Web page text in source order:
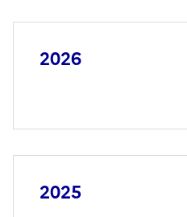
2026
2025